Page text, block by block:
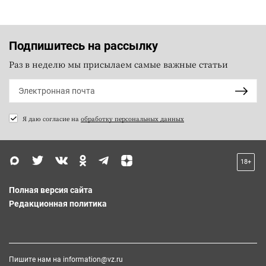
Подпишитесь на рассылку
Раз в неделю мы присылаем самые важные статьи
Я даю согласие на обработку персональных данных
18+
Полная версия сайта
Редакционная политика
Пишите нам на information@vz.ru